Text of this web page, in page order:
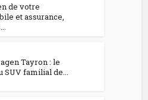
de votre
et assurance,
Tayron : le
SUV familial de...